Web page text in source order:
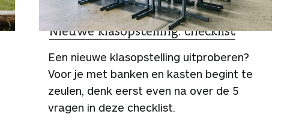
TIPS
Nieuwe klasopstelling: checklist
Een nieuwe klasopstelling uitproberen?
Voor je met banken en kasten begint te
zeulen, denk eerst even na over de 5
vragen in deze checklist.